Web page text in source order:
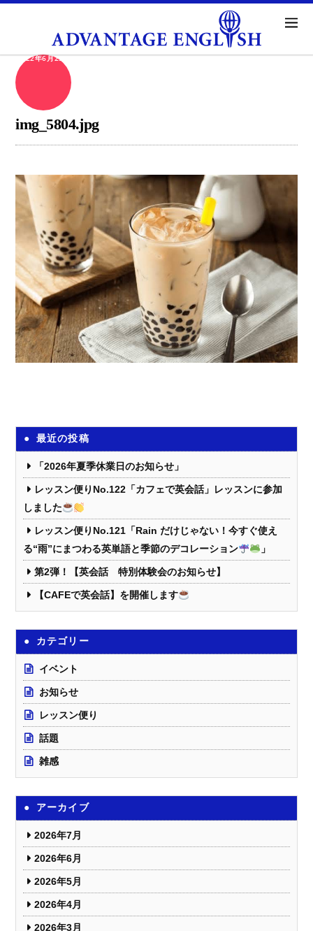
2022年6月25日
img_5804.jpg
最近の投稿
「2026年夏季休業日のお知らせ」
レッスン便りNo.122「カフェで英会話」レッスンに参加
しました
レッスン便りNo.121「Rain だけじゃない！今すぐ使え
る“雨”にまつわる英単語と季節のデコレーション
」
第2弾！【英会話 特別体験会のお知らせ】
【CAFEで英会話】を開催します
カテゴリー
イベント
お知らせ
レッスン便り
話題
雑感
アーカイブ
2026年7月
2026年6月
2026年5月
2026年4月
2026年3月